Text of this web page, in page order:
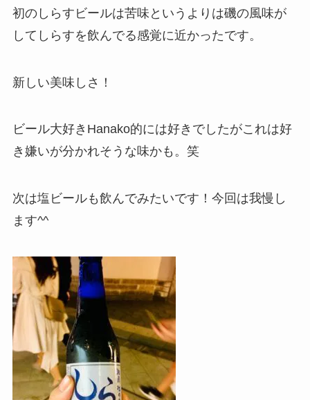
初のしらすビールは苦味というよりは磯の風味が
してしらすを飲んでる感覚に近かったです。
新しい美味しさ！
ビール大好きHanako的には好きでしたがこれは好
き嫌いが分かれそうな味かも。笑
次は塩ビールも飲んでみたいです！今回は我慢し
ます^^